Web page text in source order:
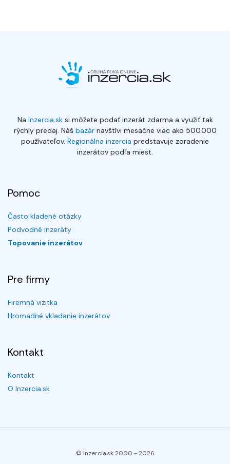
Na Inzercia.sksi môžete podať inzerát zdarma a využiť tak
rýchly predaj. Náš bazárnavštívi mesačne viac ako 500.000
používateľov. Regionálna inzercia predstavuje zoradenie
inzerátov podľa miest.
Pomoc
Často kladené otázky
Podvodné inzeráty
Topovanie inzerátov
Pre firmy
Firemná vizitka
Hromadné vkladanie inzerátov
Kontakt
Kontakt
O Inzercia.sk
© Inzercia.sk 2000 -2026